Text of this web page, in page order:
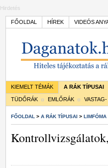
Hirdetés
FŐOLDAL HÍREK VIDEÓS
KIEMELT TÉMÁK A RÁK TÍPUSAI
TÜDŐRÁK EMLŐRÁK
FŐOLDAL > A RÁK TÍPUSAI > LIMFÓMA